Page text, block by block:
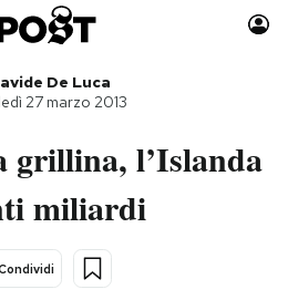
Auto
Libri
Consumismi
Storie/Idee
De Luca
27 marzo 2013
grillina, l’Islanda
miliardi